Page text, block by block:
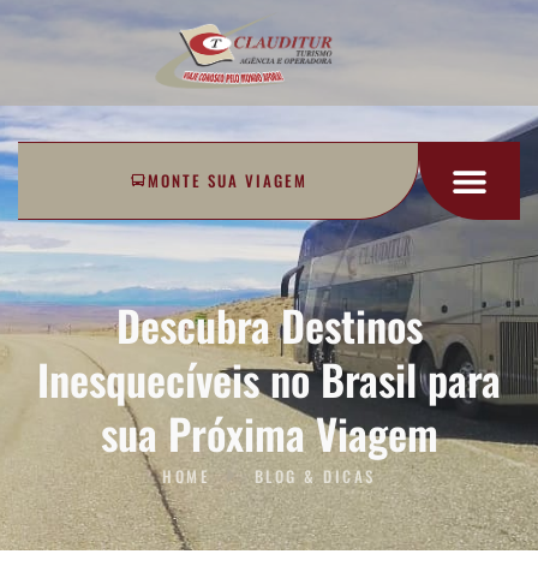
MONTE SUA VIAGEM
Descubra Destinos
Inesquecíveis no Brasil para
sua Próxima Viagem
HOME BLOG & DICAS